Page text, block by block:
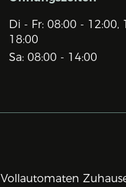
Di - Fr: 08:00 - 12:00,
18:00
Sa: 08:00 - 14:00
Vollautomaten